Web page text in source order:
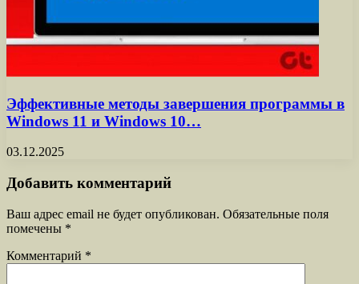
Эффективные методы завершения программы в
Windows 11 и Windows 10…
03.12.2025
Добавить комментарий
Ваш адрес email не будет опубликован. Обязательные поля
помечены *
Комментарий *